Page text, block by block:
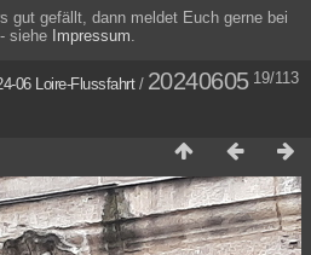
gut gefällt, dann meldet Euch gerne bei
siehe
Impressum
19/113
06 Loire-Flussfahrt/ 20240605